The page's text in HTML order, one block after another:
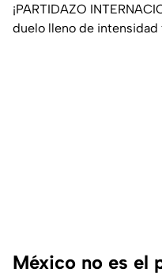
¡PARTIDAZO
duelo lleno de intensidad
México no es el